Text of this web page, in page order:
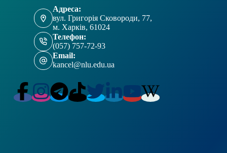
Адреса:
вул. Григорія Сковороди, 77,
м. Харків, 61024
Телефон:
(057) 757-72-93
Email:
kancel@nlu.edu.ua